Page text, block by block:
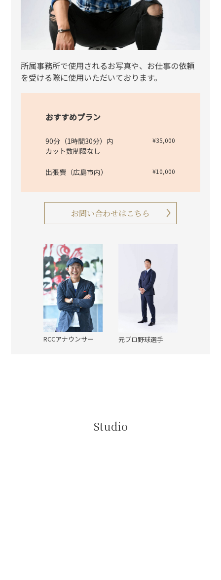
所属事務所で使用されるお写真や、お仕事の依頼
を受ける際に使用いただいております。
おすすめプラン
90分（1時間30分）内
カット数制限なし
¥35,000
出張費（広島市内） ¥10,000
お問い合わせはこちら
RCCアナウンサー 元プロ野球選手
Studio